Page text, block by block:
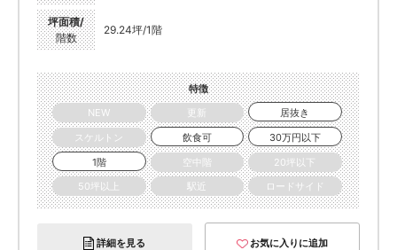
坪面積/
階数
29.24坪/1階
特徴
NEW
更新
居抜き
スケルトン
飲食可
30万円以下
1階
空中階
20坪以下
50坪以上
駅近 ロードサイド
詳細を見る お気に入りに追加